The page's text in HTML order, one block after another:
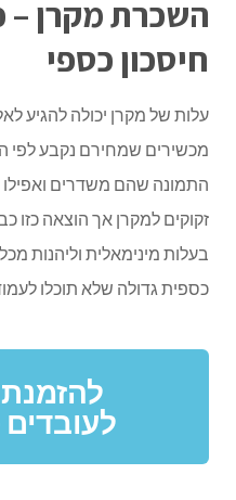
השכרת מקרן –
חיסכון כספי
עלות של מקרן יכולה להגיע
מכשירים שמחירם נקבע לפי
התמונה שהם משדרים
זקוקים למקרן אך הוצאה כזו
בעלות מינימאלית וליהנות
כספית גדולה שלא תוכלו
להזמנת
לעובדים